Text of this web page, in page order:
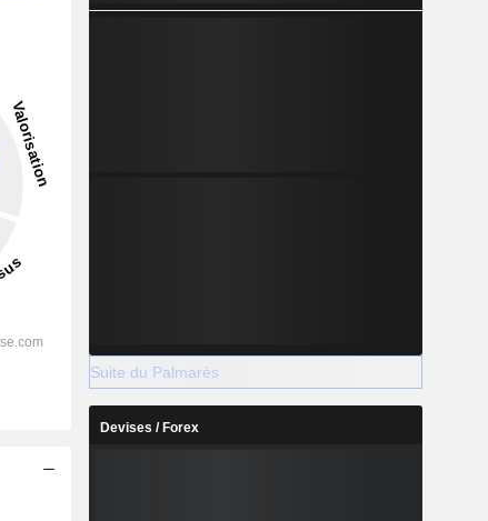
Suite du Palmarès
Devises / Forex